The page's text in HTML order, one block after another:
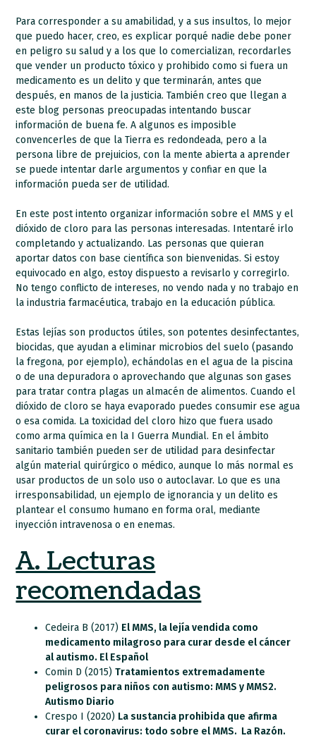
Para corresponder a su amabilidad, y a sus insultos, lo mejor
que puedo hacer, creo, es explicar porqué nadie debe poner
en peligro su salud y a los que lo comercializan, recordarles
que vender un producto tóxico y prohibido como si fuera un
medicamento es un delito y que terminarán, antes que
después, en manos de la justicia. También creo que llegan a
este blog personas preocupadas intentando buscar
información de buena fe. A algunos es imposible
convencerles de que la Tierra es redondeada, pero a la
persona libre de prejuicios, con la mente abierta a aprender
se puede intentar darle argumentos y confiar en que la
información pueda ser de utilidad.
En este post intento organizar información sobre el MMS y el
dióxido de cloro para las personas interesadas. Intentaré irlo
completando y actualizando. Las personas que quieran
aportar datos con base científica son bienvenidas. Si estoy
equivocado en algo, estoy dispuesto a revisarlo y corregirlo.
No tengo conflicto de intereses, no vendo nada y no trabajo en
la industria farmacéutica, trabajo en la educación pública.
Estas lejías son productos útiles, son potentes desinfectantes,
biocidas, que ayudan a eliminar microbios del suelo (pasando
la fregona, por ejemplo), echándolas en el agua de la piscina
o de una depuradora o aprovechando que algunas son gases
para tratar contra plagas un almacén de alimentos. Cuando el
dióxido de cloro se haya evaporado puedes consumir ese agua
o esa comida. La toxicidad del cloro hizo que fuera usado
como arma química en la I Guerra Mundial. En el ámbito
sanitario también pueden ser de utilidad para desinfectar
algún material quirúrgico o médico, aunque lo más normal es
usar productos de un solo uso o autoclavar. Lo que es una
irresponsabilidad, un ejemplo de ignorancia y un delito es
plantear el consumo humano en forma oral, mediante
inyección intravenosa o en enemas.
A. Lecturas
recomendadas
Cedeira B (2017) El MMS, la lejía vendida como
medicamento milagroso para curar desde el cáncer
al autismo. El Español
Comin D (2015)Tratamientos extremadamente
peligrosos para niños con autismo: MMS y MMS2.
Autismo Diario
Crespo I (2020) La sustancia prohibida que afirma
curar el coronavirus: todo sobre el MMS. La Razón.